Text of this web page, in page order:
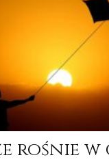
rośnie w